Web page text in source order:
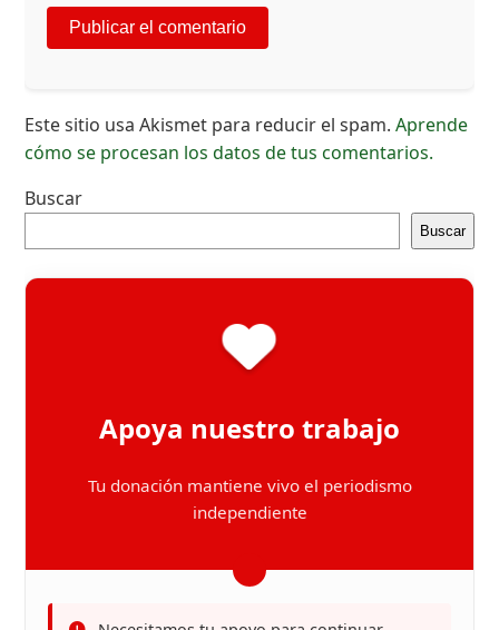
Este sitio usa Akismet para reducir el spam.Aprende
cómo se procesan los datos de tus comentarios.
Buscar
Buscar
Apoya nuestro trabajo
Tu donación mantiene vivo el periodismo
independiente